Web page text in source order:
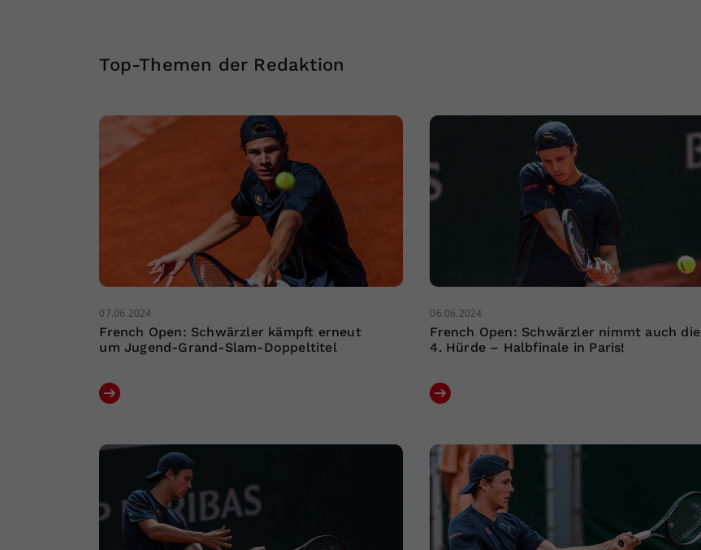
Top-Themen der Redaktion
07.06.2024
French Open: Schwärzler kämpft erneut
um Jugend-Grand-Slam-Doppeltitel
06.06.2024
French Open: Schwärzler nimmt auch die
4. Hürde – Halbfinale in Paris!